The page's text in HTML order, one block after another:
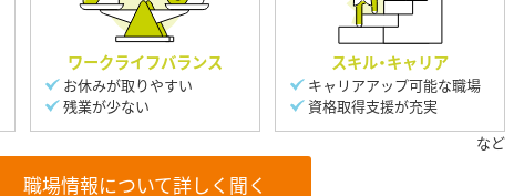
ワークライフバランス
お休みが取りやすい
残業が少ない
スキル・キャリア
キャリアアップ可能な職場
資格取得支援が充実
職場情報について詳しく聞く